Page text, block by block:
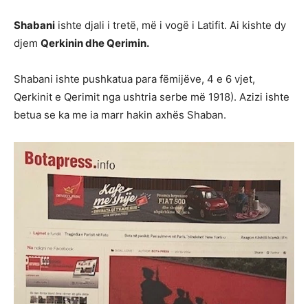
Shabani ishte djali i tretë, më i vogë i Latifit. Ai kishte dy
djem Qerkinin dhe Qerimin.
Shabani ishte pushkatua para fëmijëve, 4 e 6 vjet,
Qerkinit e Qerimit nga ushtria serbe më 1918). Azizi ishte
betua se ka me ia marr hakin axhës Shaban.